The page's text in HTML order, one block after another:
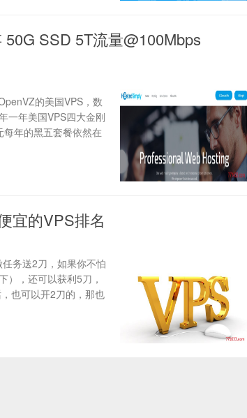
SSD 5T流量@100Mbps
的美国VPS，数
一年美国VPS四大金刚
年的黑五套餐依然在
宜的VPS排名
务送2刀，如果你不怕
），还可以获利5刀，
也可以开2刀的，那也